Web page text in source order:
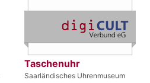
Taschenuhr
Saarländisches Uhrenmuseum